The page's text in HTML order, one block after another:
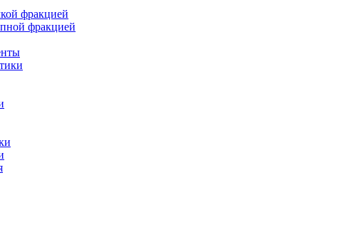
фракцией
фракцией